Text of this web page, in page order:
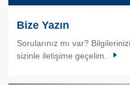
Bize Yazın
Sorularınız mı var?
sizinle iletişime geçelim.